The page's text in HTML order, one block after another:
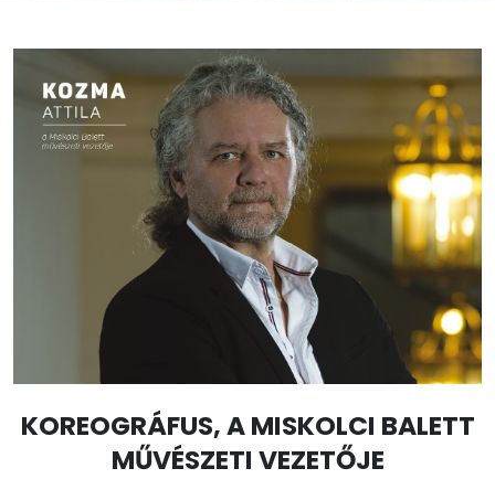
KOREOGRÁFUS, A MISKOLCI BALETT
MŰVÉSZETI VEZETŐJE